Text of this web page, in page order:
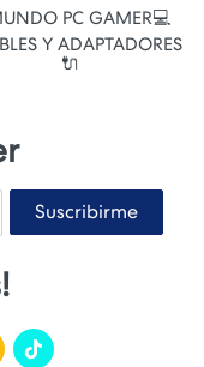
PC GAMER💻
Y ADAPTADORES
🔌
Suscribirme